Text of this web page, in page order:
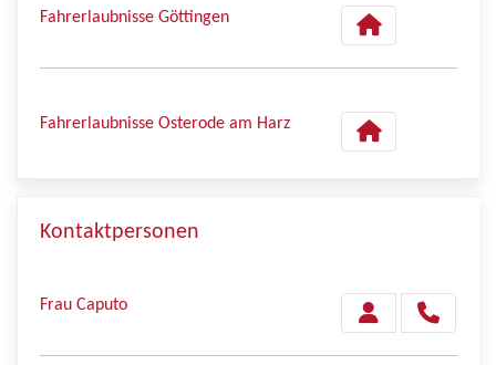
Fahrerlaubnisse Göttingen
Fahrerlaubnisse Osterode am Harz
Kontaktpersonen
Frau Caputo